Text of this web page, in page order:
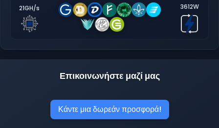
21GH/s 3612W
Επικοινωνήστε μαζί μας
Κάντε μια δωρεάν προσφορά!